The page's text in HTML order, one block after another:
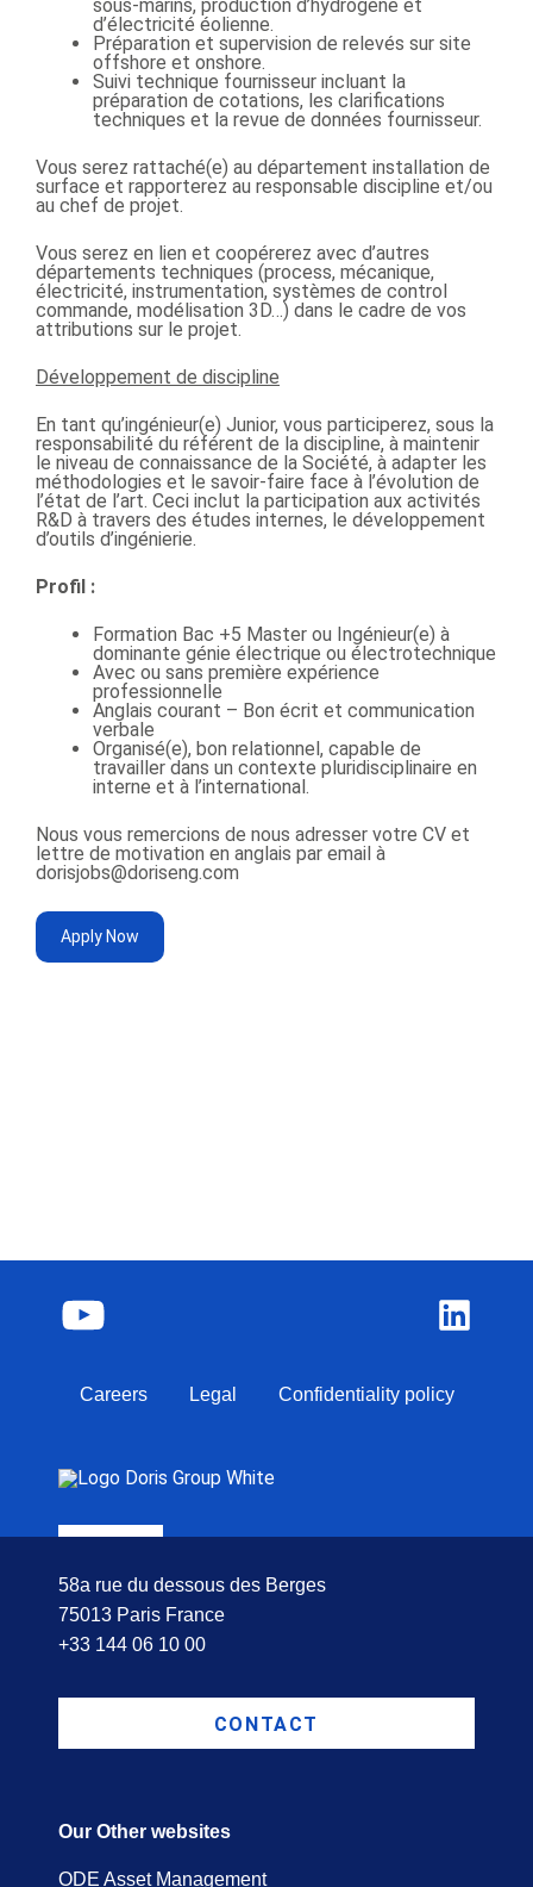
sous-marins, production d’hydrogène et
d’électricité éolienne.
Préparation et supervision de relevés sur site
offshore et onshore.
Suivi technique fournisseur incluant la
préparation de cotations, les clarifications
techniques et la revue de données fournisseur.
Vous serez rattaché(e) au département installation de
surface et rapporterez au responsable discipline et/ou
au chef de projet.
Vous serez en lien et coopérerez avec d’autres
départements techniques (process, mécanique,
électricité, instrumentation, systèmes de control
commande, modélisation 3D…) dans le cadre de vos
attributions sur le projet.
Développement de discipline
En tant qu’ingénieur(e) Junior, vous participerez, sous la
responsabilité du référent de la discipline, à maintenir
le niveau de connaissance de la Société, à adapter les
méthodologies et le savoir-faire face à l’évolution de
l’état de l’art. Ceci inclut la participation aux activités
R&D à travers des études internes, le développement
d’outils d’ingénierie.
Profil :
Formation Bac +5 Master ou Ingénieur(e) à
dominante génie électrique ou électrotechnique
Avec ou sans première expérience
professionnelle
Anglais courant – Bon écrit et communication
verbale
Organisé(e), bon relationnel, capable de
travailler dans un contexte pluridisciplinaire en
interne et à l’international.
Nous vous remercions de nous adresser votre CV et
lettre de motivation en anglais par email à
dorisjobs@doriseng.com
Apply Now
Careers Legal Confidentiality policy
58a rue du dessous des Berges
75013 Paris France
+33 144 06 10 00
CONTACT
Our Other websites
ODE Asset Management